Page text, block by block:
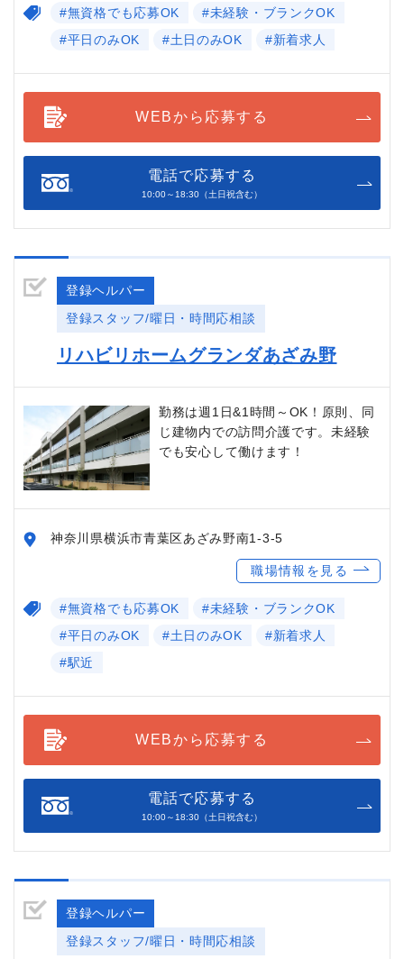
#無資格でも応募OK
#未経験・ブランクOK
#平日のみOK
#土日のみOK #新着求人
WEBから応募する
電話で応募する
10:00～18:30（土日祝含む）
登録ヘルパー
登録スタッフ/曜日・時間応相談
リハビリホームグランダあざみ野
勤務は週1日&1時間～OK！原則、同
じ建物内での訪問介護です。未経験
でも安心して働けます！
神奈川県横浜市青葉区あざみ野南1-3-5
職場情報を見る
#無資格でも応募OK
#未経験・ブランクOK
#平日のみOK
#土日のみOK
#新着求人
#駅近
WEBから応募する
電話で応募する
10:00～18:30（土日祝含む）
登録ヘルパー
登録スタッフ/曜日・時間応相談